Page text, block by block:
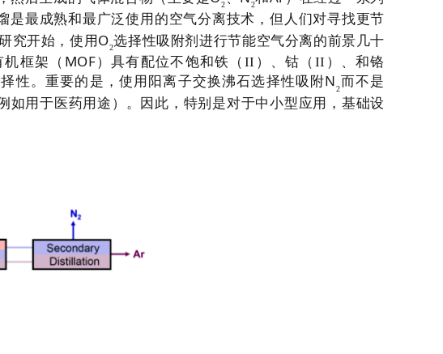
2 2
是最成熟和最广泛使用的空气分离技术，但人们对寻找更节
究开始，使用 O2选择性吸附剂进行节能空气分离的前景几十
框架（ MOF）具有配位不饱和铁（ II ）、钴（ II ）、和铬
性。重要的是，使用阳离子交换沸石选择性吸附N2而不是
如用于医药用途）。因此，特别是对于中小型应用，基础设